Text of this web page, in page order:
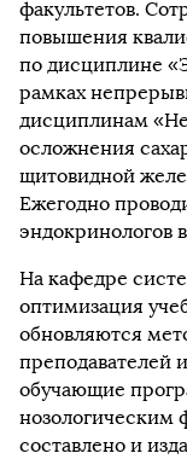
факультетов.
повышения
по дисциплине
рамках
дисциплинам
осложнения
щитовидной
Ежегодно
эндокринологов
На кафедре
оптимизация
обновляются
преподавателей
обучающие
составлено и